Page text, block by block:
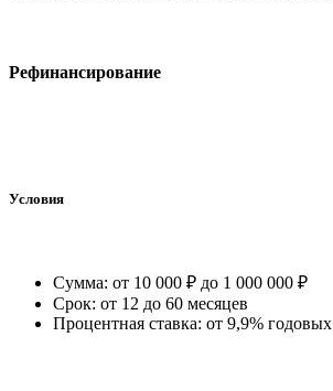
Рефинансирование
Условия
Сумма: от 10 000 ₽ до 1 000 000 ₽
Срок: от 12 до 60 месяцев
Процентная ставка: от 9,9% годовых